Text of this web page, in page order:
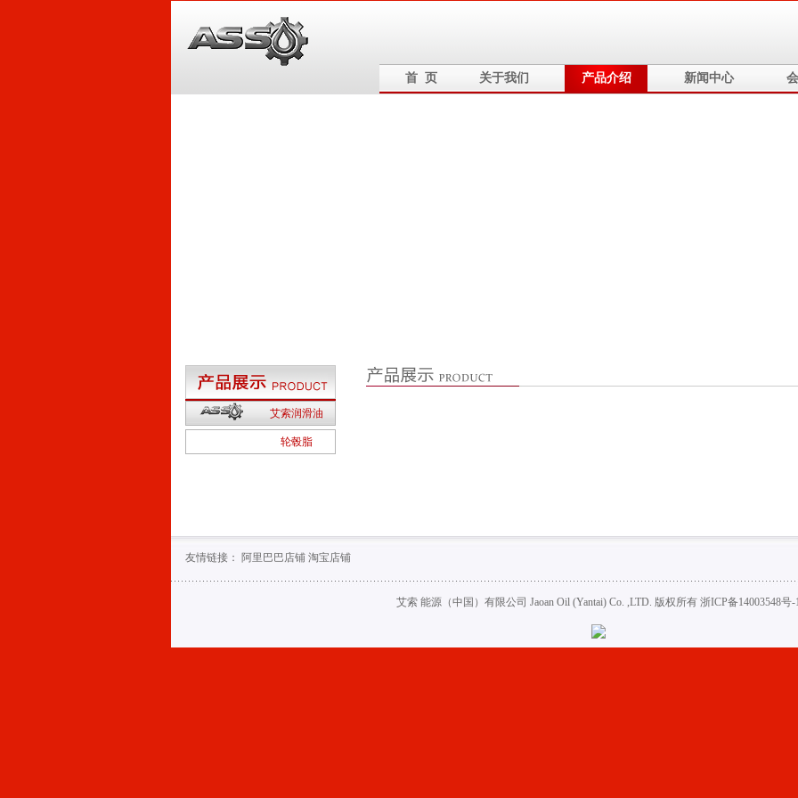
首 页 关于我们 产品介绍 新闻中心
5
3
1
艾索润滑油
轮毂脂
友情链接： 阿里巴巴店铺 淘宝店铺
艾索 能源（中国）有限公司 Jaoan Oil (Yantai) Co. ,LTD. 版权所有 浙ICP备14003548号-